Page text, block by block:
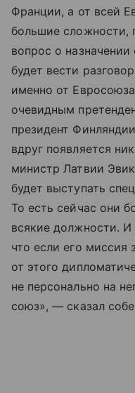
Франции, а от всей
большие сложности,
вопрос о
будет вести
именно от
очевидным
президент
вдруг появляется
министр Латвии
будет выступать
То есть сейчас они
всякие должности.
что если его миссия
от этого
не персонально на
союз», — сказал